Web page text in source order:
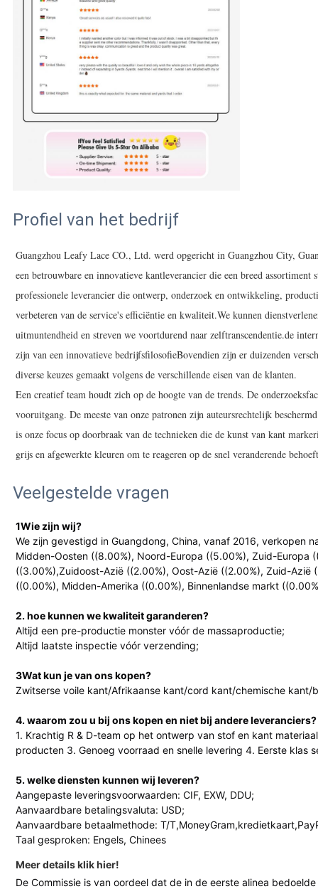
Profiel van het bedrijf
Guangzhou Leafy Lace CO., Ltd. werd opgericht in Guangzhou City,
een betrouwbare en innovatieve kantleverancier die een breed
professionele leverancier die ontwerp, onderzoek en ontwikkeling,
verbeteren van de service's efficiëntie en kwaliteit.We kunnen
uitmuntendheid en streven we voortdurend naar zelftranscendentie.de
zijn van een innovatieve bedrijfsfilosofieBovendien zijn er duizenden
diverse keuzes gemaakt volgens de verschillende eisen van de klanten.
Een creatief team houdt zich op de hoogte van de trends. De
vooruitgang. De meeste van onze patronen zijn auteursrechtelijk
is onze focus op doorbraak van de technieken die de kunst van kant
grijs en afgewerkte kleuren om te reageren op de snel veranderende
Veelgestelde vragen
1Wie zijn wij?
We zijn gevestigd in Guangdong, China, vanaf 2016, verkopen
Midden-Oosten ((8.00%), Noord-Europa ((5.00%), Zuid-Europa
((3.00%),Zuidoost-Azië ((2.00%), Oost-Azië ((2.00%), Zuid-Azië
((0.00%), Midden-Amerika ((0.00%), Binnenlandse markt
2. hoe kunnen we kwaliteit garanderen?
Altijd een pre-productie monster vóór de massaproductie;
Altijd laatste inspectie vóór verzending;
3Wat kun je van ons kopen?
Zwitserse voile kant/Afrikaanse kant/cord kant/chemische kant/
4. waarom zou u bij ons kopen en niet bij andere leveranciers?
1. Krachtig R & D-team op het ontwerp van stof en kant
producten 3. Genoeg voorraad en snelle levering 4. Eerste klas
5. welke diensten kunnen wij leveren?
Aangepaste leveringsvoorwaarden: CIF, EXW, DDU;
Aanvaardbare betalingsvaluta: USD;
Aanvaardbare betaalmethode: T/
Taal gesproken: Engels, Chinees
Meer details klik hier!
De Commissie is van oordeel dat de in de eerste alinea